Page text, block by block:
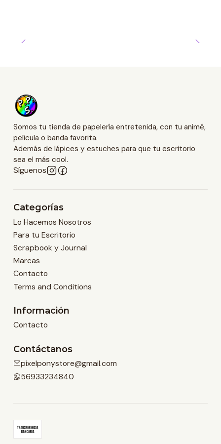
Somos tu tienda de papelería entretenida, con tu animé,
película o banda favorita.
Además de lápices y estuches para que tu escritorio
sea el más cool.
Síguenos
Categorías
Lo Hacemos Nosotros
Para tu Escritorio
Scrapbook y Journal
Marcas
Contacto
Terms and Conditions
Información
Contacto
Contáctanos
pixelponystore@gmail.com
56933234840